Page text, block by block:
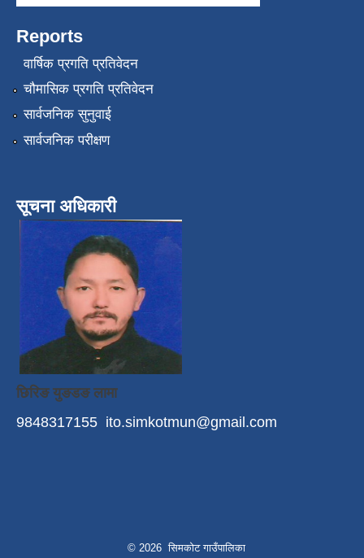
Reports
वार्षिक प्रगति प्रतिवेदन
चौमासिक प्रगति प्रतिवेदन
सार्वजनिक सुनुवाई
सार्वजनिक परीक्षण
सूचना अधिकारी
छिरिङ युङडङ लामा
9848317155 ito.simkotmun@gmail.com
© 2026 सिमकोट गाउँपालिका